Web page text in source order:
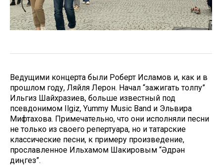
Ведущими концерта были Роберт Исламов и, как и в
прошлом году, Ляйля Лерон. Начал “зажигать толпу”
Ильгиз Шайхразиев, больше известный под
псевдонимом Ilgiz, Yummy Music Band и Эльвира
Мифтахова. Примечательно, что они исполняли песни
не только из своего репертуара, но и татарские
классические песни, к примеру произведение,
прославленное Ильхамом Шакировым “Әдрән
диңгез”.